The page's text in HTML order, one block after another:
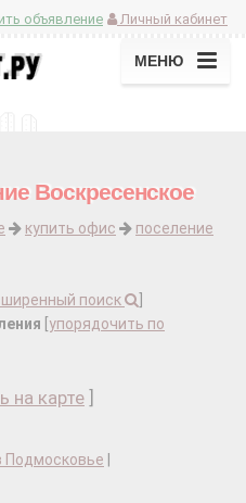
Личный кабинет
объявление
МЕНЮ
Воскресенское
купить офис
поселение
поиск
упорядочить по
на карте
Подмосковье